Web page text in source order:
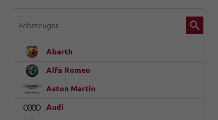
Fahrzeugnr.
Abarth
Alfa Romeo
Aston Martin
Audi